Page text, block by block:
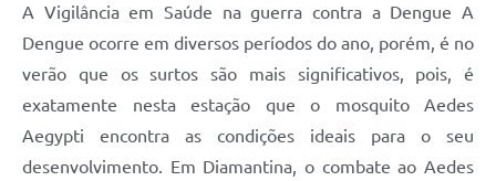
A Vigilância em Saúde na guerra contra a Dengue A
Dengue ocorre em diversos períodos do ano, porém, é no
verão que os surtos são mais significativos, pois, é
exatamente nesta estação que o mosquito Aedes
Aegypti encontra as condições ideais para o seu
desenvolvimento. Em Diamantina, o combate ao Aedes